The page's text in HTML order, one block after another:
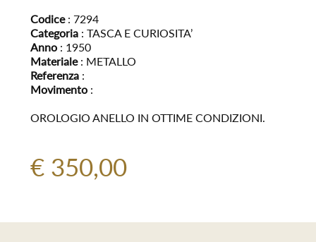
Codice: 7294
Categoria: TASCA E CURIOSITA’
Anno: 1950
Materiale: METALLO
Referenza:
Movimento:
OROLOGIO ANELLO IN OTTIME CONDIZIONI.
€ 350,00